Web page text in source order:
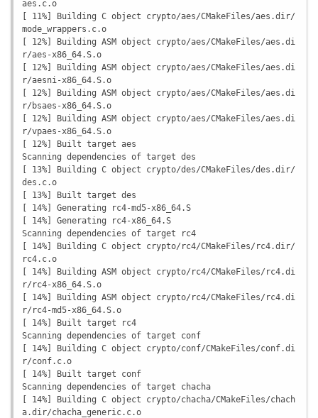
aes.c.o
[ 11%] Building C object crypto/aes/CMakeFiles/aes.dir/
mode_wrappers.c.o
[ 12%] Building ASM object crypto/aes/CMakeFiles/aes.di
r/aes-x86_64.S.o
[ 12%] Building ASM object crypto/aes/CMakeFiles/aes.di
r/aesni-x86_64.S.o
[ 12%] Building ASM object crypto/aes/CMakeFiles/aes.di
r/bsaes-x86_64.S.o
[ 12%] Building ASM object crypto/aes/CMakeFiles/aes.di
r/vpaes-x86_64.S.o
[ 12%] Built target aes
Scanning dependencies of target des
[ 13%] Building C object crypto/des/CMakeFiles/des.dir/
des.c.o
[ 13%] Built target des
[ 14%] Generating rc4-md5-x86_64.S
[ 14%] Generating rc4-x86_64.S
Scanning dependencies of target rc4
[ 14%] Building C object crypto/rc4/CMakeFiles/rc4.dir/
rc4.c.o
[ 14%] Building ASM object crypto/rc4/CMakeFiles/rc4.di
r/rc4-x86_64.S.o
[ 14%] Building ASM object crypto/rc4/CMakeFiles/rc4.di
r/rc4-md5-x86_64.S.o
[ 14%] Built target rc4
Scanning dependencies of target conf
[ 14%] Building C object crypto/conf/CMakeFiles/conf.di
r/conf.c.o
[ 14%] Built target conf
Scanning dependencies of target chacha
[ 14%] Building C object crypto/chacha/CMakeFiles/chach
a.dir/chacha_generic.c.o